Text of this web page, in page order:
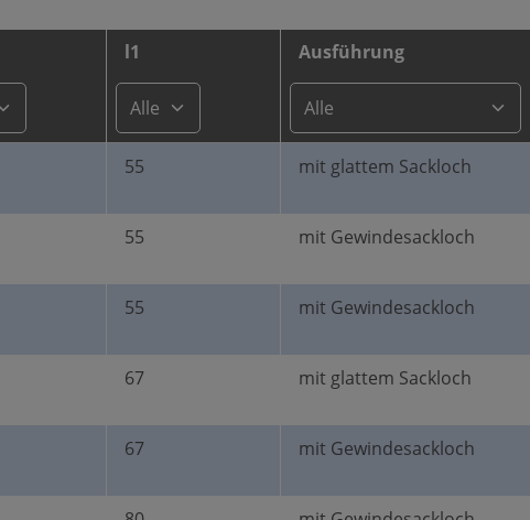
l1 Ausführung
55 mit glattem Sackloch
55 mit Gewindesackloch
55 mit Gewindesackloch
67 mit glattem Sackloch
67 mit Gewindesackloch